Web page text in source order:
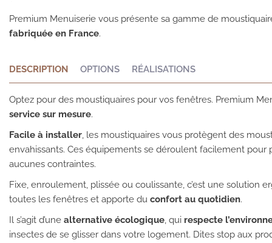
Premium Menuiserie vous présente sa gamme de
fabriquée en France.
DESCRIPTION OPTIONS RÉALISATIONS
Optez pour des moustiquaires pour vos fenêtres. Premium
service sur mesure.
Facile à installer, les moustiquaires vous protègent des
envahissants. Ces équipements se déroulent facilement pour
aucunes contraintes.
Fixe, enroulement, plissée ou coulissante, c’est une solution
toutes les fenêtres et apporte du confort au quotidien.
Il s’agit d’une alternative écologique, qui respecte
insectes de se glisser dans votre logement. Dites stop aux